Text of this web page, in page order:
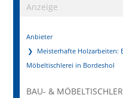
Anzeige
Anbieter
Meisterhafte Holzarbeiten:
Möbeltischlerei in Bordeshol
BAU- &